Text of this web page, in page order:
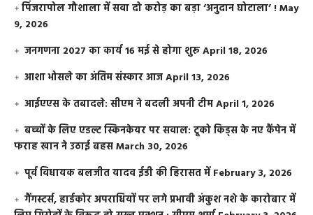
​पिंजरापोल गौशाला में सवा दो करोड़ का बड़ा ‘अनुदान घोटाला’ !May
9, 2026
जनगणना 2027 का कार्य 16 मई से होगा शुरूApril 18, 2026
आशा भोसले का अंतिम संस्कार आजApril 13, 2026
आईएएस के तबादले: सीएम ने बदली अपनी टीमApril 1, 2026
बच्चों के लिए एडल्ट स्किनकेयर पर सवाल: टूको किड्स के नए कैंपेन में
फराह खान ने उठाई बहसMarch 30, 2026
पूर्व विधायक बलजीत यादव ईडी की हिरासत में February 3, 2026
गैंगस्टर्स, हार्डकोर अपराधियों पर लगे प्रभावी अंकुश नशे के कारोबार में